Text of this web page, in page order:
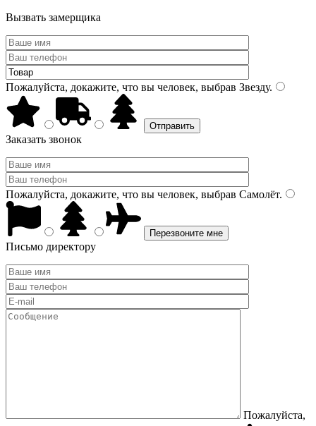
Вызвать замерщика
Пожалуйста, докажите, что вы человек, выбрав Звезду.
Заказать звонок
Пожалуйста, докажите, что вы человек, выбрав Самолёт.
Письмо директору
Пожалуйста,